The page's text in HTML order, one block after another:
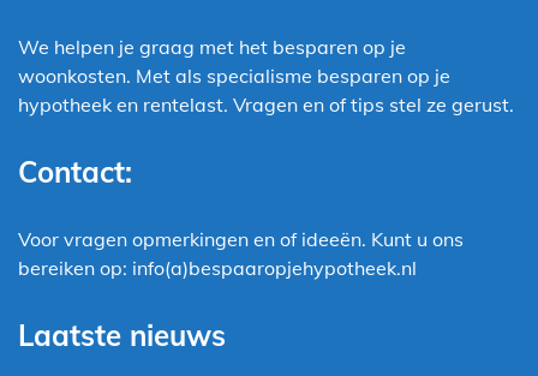
We helpen je graag met het besparen op je
woonkosten. Met als specialisme besparen op je
hypotheek en rentelast. Vragen en of tips stel ze gerust.
Contact:
Voor vragen opmerkingen en of ideeën. Kunt u ons
bereiken op: info(a)bespaaropjehypotheek.nl
Laatste nieuws